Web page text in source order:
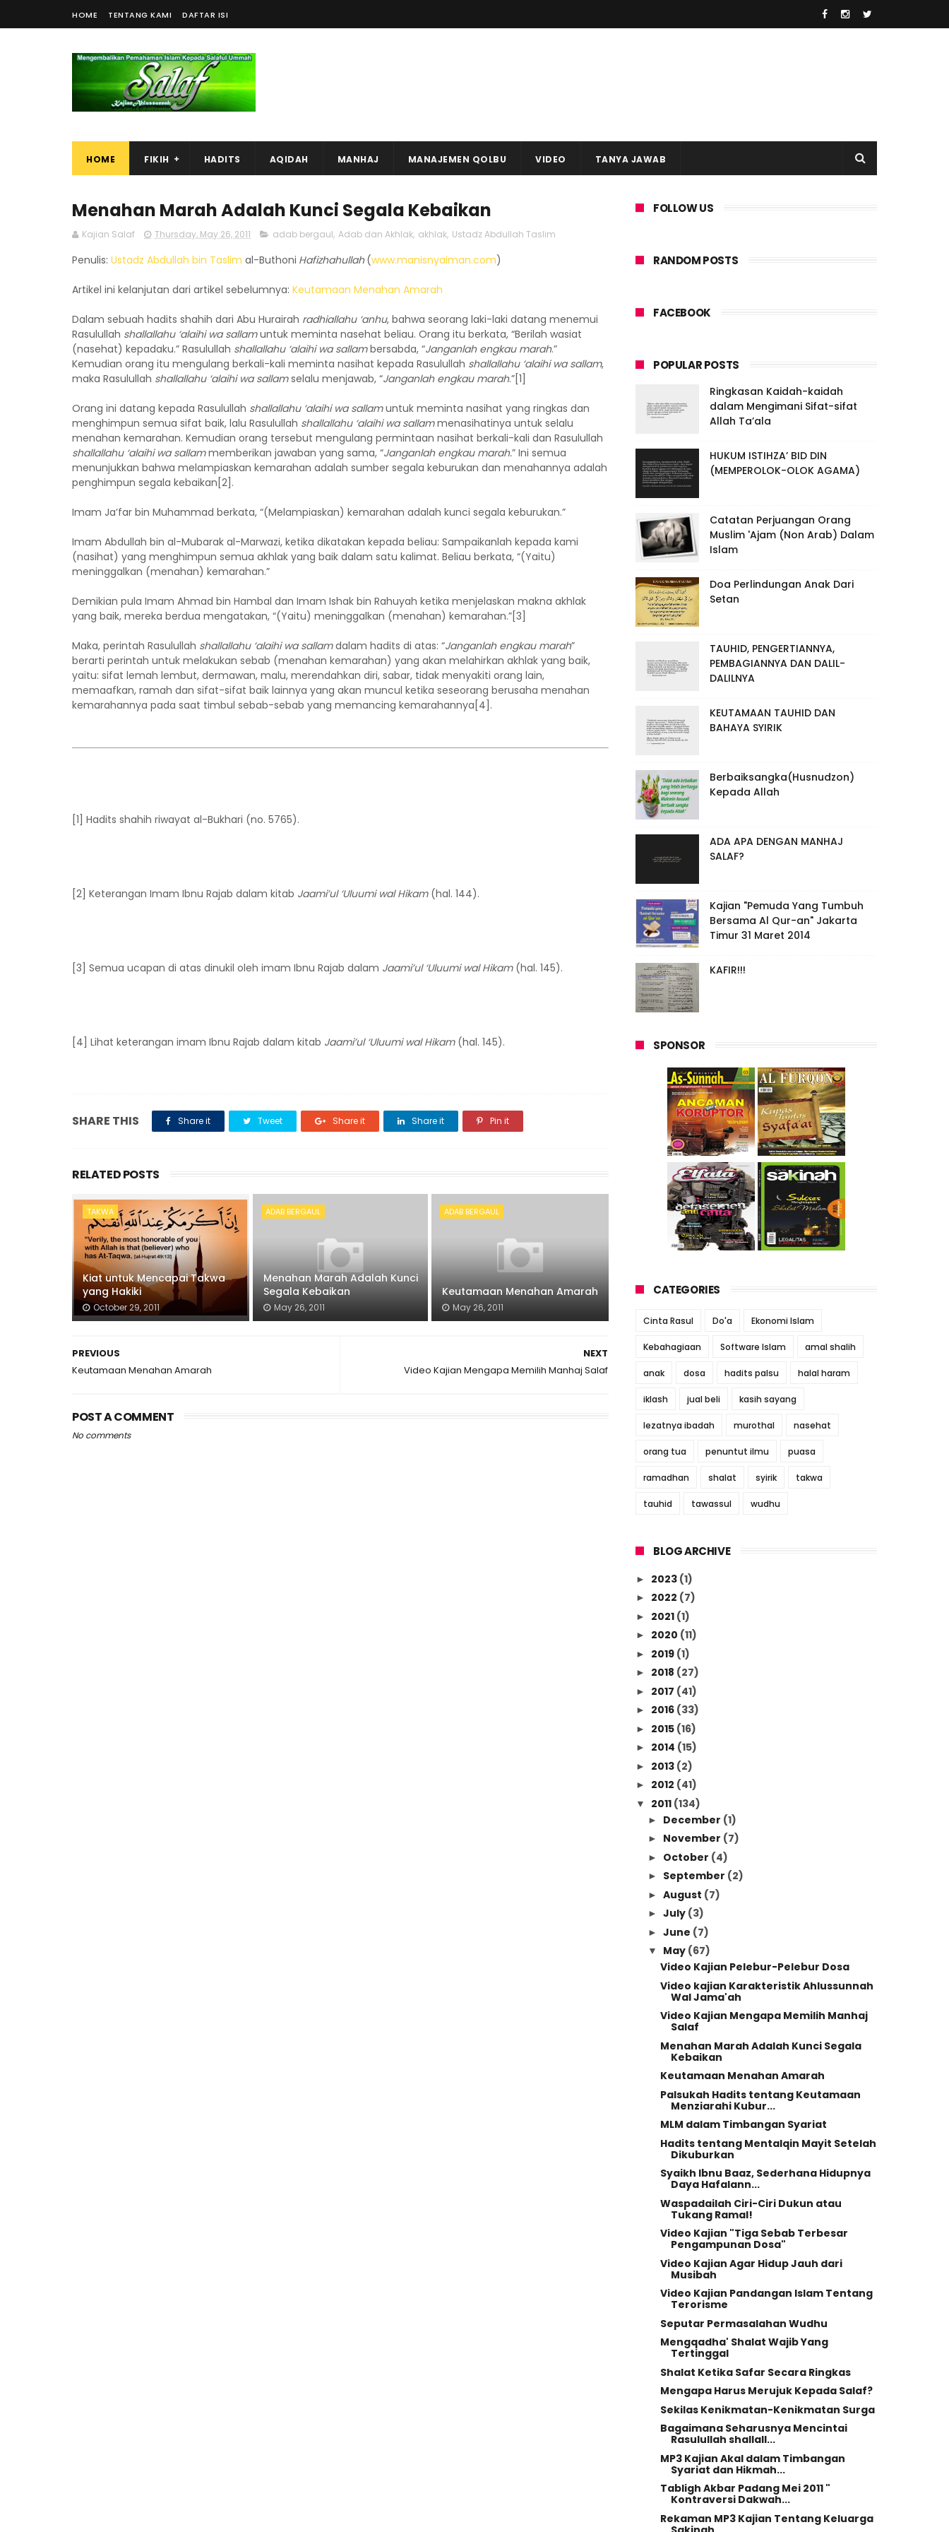
HOME TENTANG KAMI DAFTAR ISI
HOME FIKIH HADITS AQIDAH MANHAJ MANAJEMEN QOLBU VIDEO TANYA JAWAB
Menahan Marah Adalah Kunci Segala Kebaikan
Kajian Salaf Thursday, May 26, 2011 adab bergaul, Adab dan Akhlak, akhlak, Ustadz Abdullah Taslim
Penulis: Ustadz Abdullah bin Taslim al-Buthoni Hafizhahullah (www.manisnyaiman.com)
Artikel ini kelanjutan dari artikel sebelumnya: Keutamaan Menahan Amarah
Dalam sebuah hadits shahih dari Abu Hurairah radhiallahu ‘anhu, bahwa seorang laki-laki datang menemui
Rasulullah shallallahu ‘alaihi wa sallamuntuk meminta nasehat beliau. Orang itu berkata, “Berilah wasiat
(nasehat) kepadaku.” Rasulullah shallallahu ‘alaihi wa sallambersabda, “Janganlah engkau marah.”
Kemudian orang itu mengulang berkali-kali meminta nasihat kepada Rasulullah shallallahu ‘alaihi wa sallam,
maka Rasulullah shallallahu ‘alaihi wa sallamselalu menjawab, “Janganlah engkau marah.”[1]
Orang ini datang kepada Rasulullah shallallahu ‘alaihi wa sallamuntuk meminta nasihat yang ringkas dan
menghimpun semua sifat baik, lalu Rasulullah shallallahu ‘alaihi wa sallammenasihatinya untuk selalu
menahan kemarahan. Kemudian orang tersebut mengulang permintaan nasihat berkali-kali dan Rasulullah
shallallahu ‘alaihi wa sallammemberikan jawaban yang sama, “Janganlah engkau marah.” Ini semua
menunjukkan bahwa melampiaskan kemarahan adalah sumber segala keburukan dan menahannya adalah
penghimpun segala kebaikan[2].
Imam Ja’far bin Muhammad berkata, “(Melampiaskan) kemarahan adalah kunci segala keburukan.”
Imam Abdullah bin al-Mubarak al-Marwazi, ketika dikatakan kepada beliau: Sampaikanlah kepada kami
(nasihat) yang menghimpun semua akhlak yang baik dalam satu kalimat. Beliau berkata, “(Yaitu)
meninggalkan (menahan) kemarahan.”
Demikian pula Imam Ahmad bin Hambal dan Imam Ishak bin Rahuyah ketika menjelaskan makna akhlak
yang baik, mereka berdua mengatakan, “(Yaitu) meninggalkan (menahan) kemarahan.”[3]
Maka, perintah Rasulullah shallallahu ‘alaihi wa sallamdalam hadits di atas: “Janganlah engkau marah”
berarti perintah untuk melakukan sebab (menahan kemarahan) yang akan melahirkan akhlak yang baik,
yaitu: sifat lemah lembut, dermawan, malu, merendahkan diri, sabar, tidak menyakiti orang lain,
memaafkan, ramah dan sifat-sifat baik lainnya yang akan muncul ketika seseorang berusaha menahan
kemarahannya pada saat timbul sebab-sebab yang memancing kemarahannya[4].
[1] Hadits shahih riwayat al-Bukhari (no. 5765).
[2] Keterangan Imam Ibnu Rajab dalam kitab Jaami’ul ‘Uluumi wal Hikam(hal. 144).
[3] Semua ucapan di atas dinukil oleh imam Ibnu Rajab dalam Jaami’ul ‘Uluumi wal Hikam(hal. 145).
[4] Lihat keterangan imam Ibnu Rajab dalam kitab Jaami’ul ‘Uluumi wal Hikam(hal. 145).
SHARE THIS Share it Tweet Share it Share it Pin it
RELATED POSTS
TAKWA
Kiat untuk Mencapai Takwa
yang Hakiki
October 29, 2011
ADAB BERGAUL
Menahan Marah Adalah Kunci
Segala Kebaikan
May 26, 2011
ADAB BERGAUL
Keutamaan Menahan Amarah
May 26, 2011
NEXT
Video Kajian Mengapa Memilih Manhaj Salaf
PREVIOUS
Keutamaan Menahan Amarah
POST A COMMENT
No comments
FOLLOW US
RANDOM POSTS
FACEBOOK
POPULAR POSTS
Ringkasan Kaidah-kaidah
dalam Mengimani Sifat-sifat
Allah Ta’ala
HUKUM ISTIHZA’ BID DIN
(MEMPEROLOK-OLOK AGAMA)
Catatan Perjuangan Orang
Muslim 'Ajam (Non Arab) Dalam
Islam
Doa Perlindungan Anak Dari
Setan
TAUHID, PENGERTIANNYA,
PEMBAGIANNYA DAN DALIL-
DALILNYA
KEUTAMAAN TAUHID DAN
BAHAYA SYIRIK
Berbaiksangka(Husnudzon)
Kepada Allah
ADA APA DENGAN MANHAJ
SALAF?
Kajian "Pemuda Yang Tumbuh
Bersama Al Qur-an" Jakarta
Timur 31 Maret 2014
KAFIR!!!
SPONSOR
CATEGORIES
Cinta Rasul Do'a Ekonomi Islam
Kebahagiaan Software Islam amal shalih
anak dosa hadits palsu halal haram
iklash jual beli kasih sayang
lezatnya ibadah murothal nasehat
orang tua penuntut ilmu puasa
ramadhan shalat syirik takwa
tauhid tawassul wudhu
BLOG ARCHIVE
► 2023 (1)
► 2022 (7)
► 2021 (1)
► 2020 (11)
► 2019 (1)
► 2018 (27)
► 2017 (41)
► 2016 (33)
► 2015 (16)
► 2014 (15)
► 2013 (2)
► 2012 (41)
▼ 2011 (134)
► December (1)
► November (7)
► October (4)
► September (2)
► August (7)
► July (3)
► June (7)
▼ May (67)
Video Kajian Pelebur-Pelebur Dosa
Video kajian Karakteristik Ahlussunnah
Wal Jama'ah
Video Kajian Mengapa Memilih Manhaj
Salaf
Menahan Marah Adalah Kunci Segala
Kebaikan
Keutamaan Menahan Amarah
Palsukah Hadits tentang Keutamaan
Menziarahi Kubur...
MLM dalam Timbangan Syariat
Hadits tentang Mentalqin Mayit Setelah
Dikuburkan
Syaikh Ibnu Baaz, Sederhana Hidupnya
Daya Hafalann...
Waspadailah Ciri-Ciri Dukun atau
Tukang Ramal!
Video Kajian "Tiga Sebab Terbesar
Pengampunan Dosa"
Video Kajian Agar Hidup Jauh dari
Musibah
Video Kajian Pandangan Islam Tentang
Terorisme
Seputar Permasalahan Wudhu
Mengqadha' Shalat Wajib Yang
Tertinggal
Shalat Ketika Safar Secara Ringkas
Mengapa Harus Merujuk Kepada Salaf?
Sekilas Kenikmatan-Kenikmatan Surga
Bagaimana Seharusnya Mencintai
Rasulullah shallall...
MP3 Kajian Akal dalam Timbangan
Syariat dan Hikmah...
Tabligh Akbar Padang Mei 2011 "
Kontraversi Dakwah...
Rekaman MP3 Kajian Tentang Keluarga